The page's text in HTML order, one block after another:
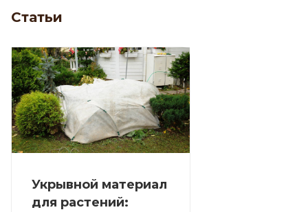
Статьи
Укрывной материал
для растений: